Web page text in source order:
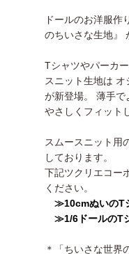
ドールのお洋服作
のちいさな生地』
Tシャツやパーカ
スニット生地は
が新登場。 薄手で
やさしくフィット
スムースニット用
しております。
下記ツクリエコー
ください。
≫10cmぬいのT
≫1/6ドールのT
＊「ちいさな世界